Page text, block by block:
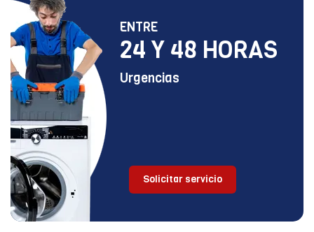
ENTRE
24 Y 48 HORAS
Urgencias
Solicitar servicio